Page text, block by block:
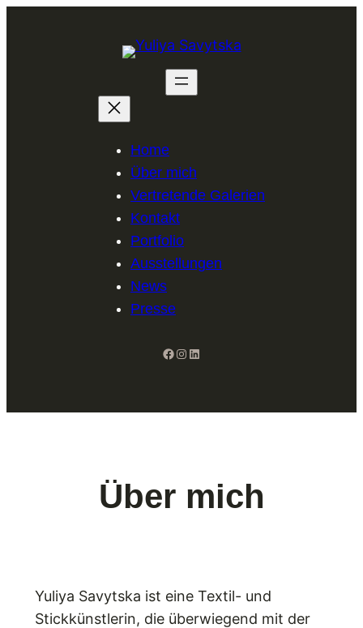
Home
Über mich
Vertretende Galerien
Kontakt
Portfolio
Ausstellungen
News
Presse
Facebook Instagram LinkedIn
Über mich
Yuliya Savytska ist eine Textil- und
Stickkünstlerin, die überwiegend mit der